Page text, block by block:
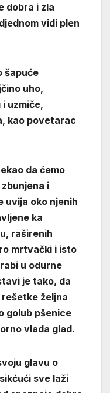
dobra i zla
vidi plen
šapuće
uho,
uzmiče,
kao povetarac
da ćemo
i
uvija oko njenih
ka
raširenih
mrtvački i isto
u odurne
je tako, da
željna
golub pšenice
vlada glad.
glavu o
sve laži